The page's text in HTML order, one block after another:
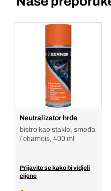
Neutralizator hrđe
bistro kao staklo, smeđa
/ chamois, 400 ml
Prijavite se kako bi vidjeli
cijene